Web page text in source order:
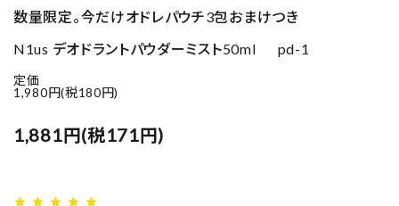
数量限定。今だけオドレパウチ3包おまけつき
N1us デオドラントパウダーミスト50ml pd-1
定価
1,980円(税180円)
1,881円(税171円)
star star star star star